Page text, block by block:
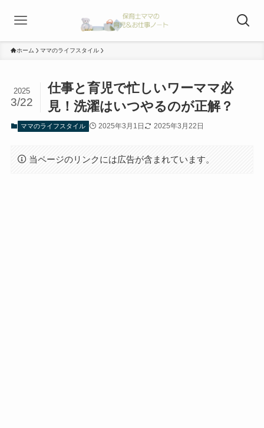
ホーム ママのライフスタイル
仕事と育児で忙しいワーママ必
見！洗濯はいつやるのが正解？
2025
3/22
ママのライフスタイル 2025年3月1日 2025年3月22日
当ページのリンクには広告が含まれています。